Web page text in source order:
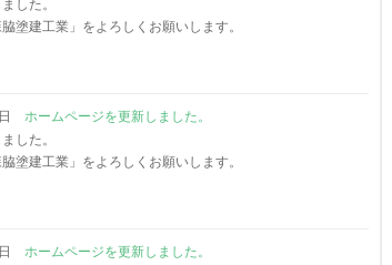
した。
塗建工業」をよろしくお願いします。
ホームページを更新しました。
した。
塗建工業」をよろしくお願いします。
ホームページを更新しました。